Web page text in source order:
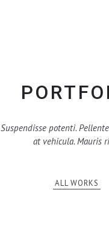
Suspendisse potenti.
at vehicula. Mauris
ALL WORKS